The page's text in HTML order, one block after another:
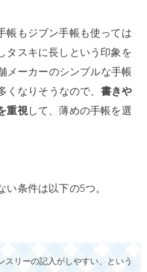
帳もジブン手帳も使っては
タスキに長しという印象を
メーカーのシンプルな手帳
くなりそうなので、 書きや
重視して、薄めの手帳を選
条件は以下の5つ。
スリーの記入がしやすい、という